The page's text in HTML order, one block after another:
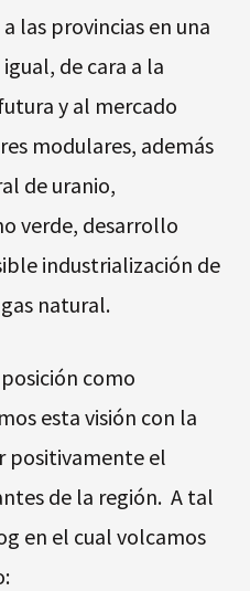
las provincias en una
de cara a la
y al mercado
modulares, además
de uranio,
verde, desarrollo
industrialización de
natural.
como
esta visión con la
positivamente el
de la región. A tal
en el cual volcamos